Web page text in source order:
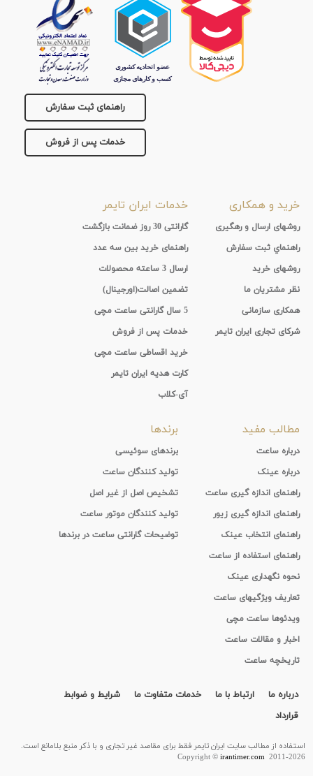
راهنمای ثبت سفارش
خدمات پس از فروش
خرید و همکاری
روشهای ارسال و رهگیری
راهنماي ثبت سفارش
روشهای خرید
نظر مشتریان ما
همکاری سازمانی
شرکای تجاری ایران تایمر
خدمات ایران تایمر
گارانتی 30 روز ضمانت بازگشت
راهنمای خرید بین سه عدد
ارسال 3 ساعته محصولات
تضمین اصالت(اورجینال)
5 سال گارانتی ساعت مچی
خدمات پس از فروش
خرید اقساطی ساعت مچی
کارت هدیه ایران تایمر
آی-کلاب
مطالب مفید
درباره ساعت
درباره عینک
راهنمای اندازه گیری ساعت
راهنمای اندازه گیری زیور
راهنمای انتخاب عینک
راهنمای استفاده از ساعت
نحوه نگهداری عینک
تعاریف ویژگیهای ساعت
ویدئوها ساعت مچی
اخبار و مقالات ساعت
تاریخچه ساعت
برندها
برندهای سوئیسی
تولید کنندگان ساعت
تشخیص اصل از غیر اصل
تولید کنندگان موتور ساعت
توضیحات گارانتی ساعت در برندها
درباره ما ارتباط با ما خدمات متفاوت ما
شرایط و ضوابط
قرارداد
استفاده از مطالب سايت ایران تایمر فقط برای مقاصد غیر تجاری و با ذکر منبع بلامانع است.
Copyright ©irantimer.com2011-2026